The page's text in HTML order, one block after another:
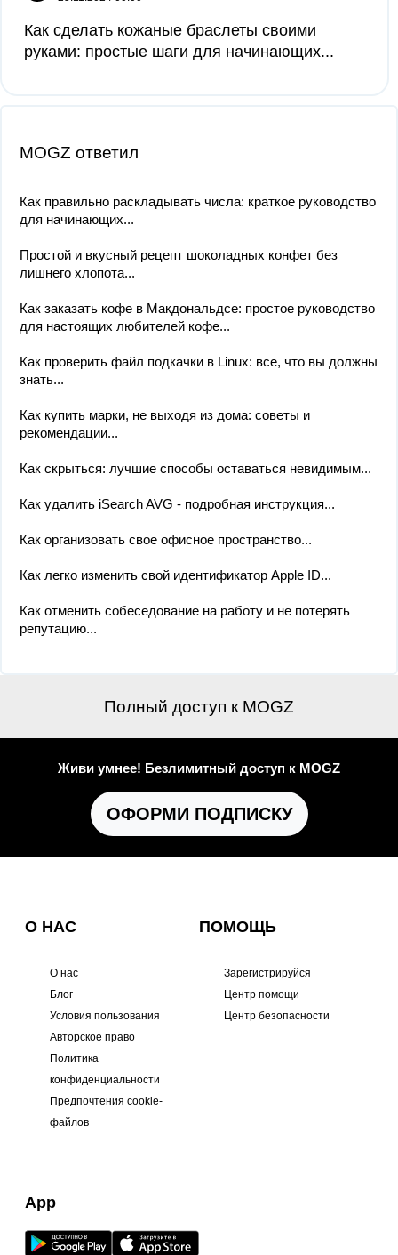
Как сделать кожаные браслеты своими
руками: простые шаги для начинающих...
MOGZ ответил
Как правильно раскладывать числа: краткое руководство
для начинающих...
Простой и вкусный рецепт шоколадных конфет без
лишнего хлопота...
Как заказать кофе в Макдональдсе: простое руководство
для настоящих любителей кофе...
Как проверить файл подкачки в Linux: все, что вы должны
знать...
Как купить марки, не выходя из дома: советы и
рекомендации...
Как скрыться: лучшие способы оставаться невидимым...
Как удалить iSearch AVG - подробная инструкция...
Как организовать свое офисное пространство...
Как легко изменить свой идентификатор Apple ID...
Как отменить собеседование на работу и не потерять
репутацию...
Полный доступ к MOGZ
Живи умнее! Безлимитный доступ к MOGZ
ОФОРМИ ПОДПИСКУ
О НАС
О нас
Блог
Условия пользования
Авторское право
Политика
конфиденциальности
Предпочтения cookie-
файлов
ПОМОЩЬ
Зарегистрируйся
Центр помощи
Центр безопасности
App